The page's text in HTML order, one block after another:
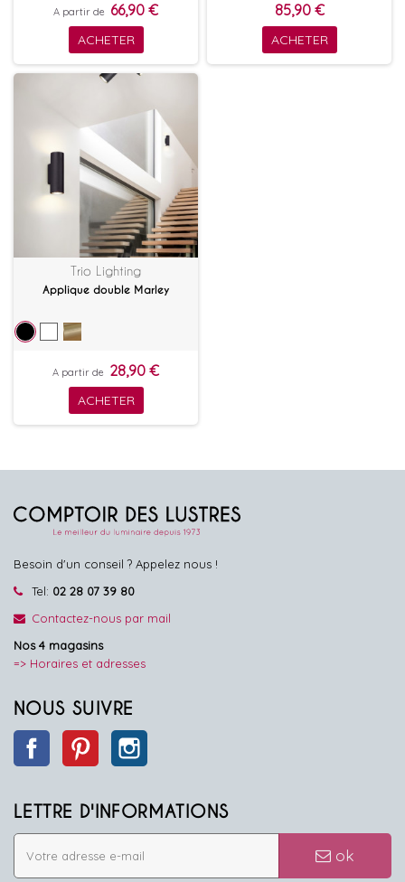
A partir de 66,90 €
ACHETER
85,90 €
ACHETER
Trio Lighting
Applique double Marley
A partir de 28,90 €
ACHETER
Besoin d'un conseil ? Appelez nous !
Tel: 02 28 07 39 80
Contactez-nous par mail
Nos 4 magasins
=> Horaires et adresses
NOUS SUIVRE
Facebook Pinterest
LETTRE D'INFORMATIONS
ok